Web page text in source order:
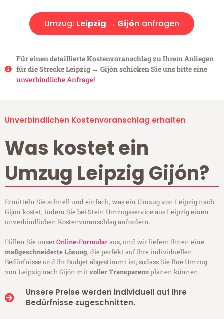
Umzug: Leipzig → Gijón anfragen
Für einen detaillierte Kostenvoranschlag zu Ihrem Anliegen
für die Strecke Leipzig → Gijón schicken Sie uns bitte eine
unverbindliche Anfrage!
Unverbindlichen Kostenvoranschlag erhalten
Was kostet ein
Umzug Leipzig Gijón?
Ermitteln Sie schnell und einfach, was ein Umzug von Leipzig nach
Gijón kostet, indem Sie bei Stein Umzugsservice aus Leipzig einen
unverbindlichen Kostenvoranschlag anfordern.
Füllen Sie unserOnline-Formularaus, und wir liefern Ihnen eine
maßgeschneiderte Lösung, die perfekt auf Ihre individuellen
Bedürfnisse und Ihr Budget abgestimmt ist, sodass Sie Ihre Umzug
von Leipzig nach Gijón mitvoller Transparenzplanen können.
Unsere Preise werden individuell auf Ihre
Bedürfnisse zugeschnitten.